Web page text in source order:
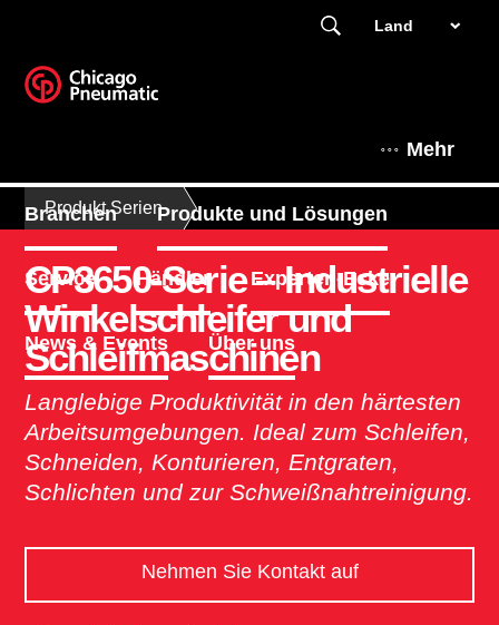
Land
Mehr
Branchen Produkte und Lösungen
Service Händler Experten-Ecke
News & Events Über uns
Produkt Serien
CP3650-Serie – Industrielle
Winkelschleifer und
Schleifmaschinen
Langlebige Produktivität in den härtesten
Arbeitsumgebungen. Ideal zum Schleifen,
Schneiden, Konturieren, Entgraten,
Schlichten und zur Schweißnahtreinigung.
Nehmen Sie Kontakt auf